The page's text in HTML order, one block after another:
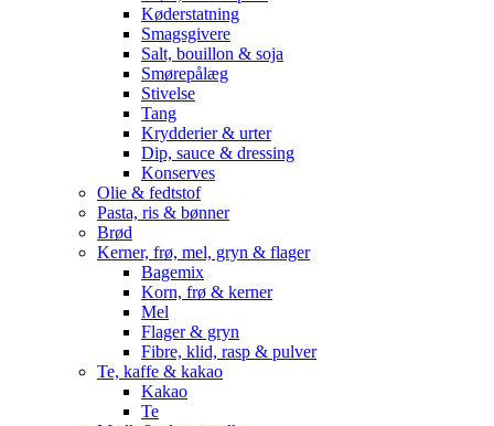
Køderstatning
Smagsgivere
Salt, bouillon & soja
Smørepålæg
Stivelse
Tang
Krydderier & urter
Dip, sauce & dressing
Konserves
Olie & fedtstof
Pasta, ris & bønner
Brød
Kerner, frø, mel, gryn & flager
Bagemix
Korn, frø & kerner
Mel
Flager & gryn
Fibre, klid, rasp & pulver
Te, kaffe & kakao
Kakao
Te